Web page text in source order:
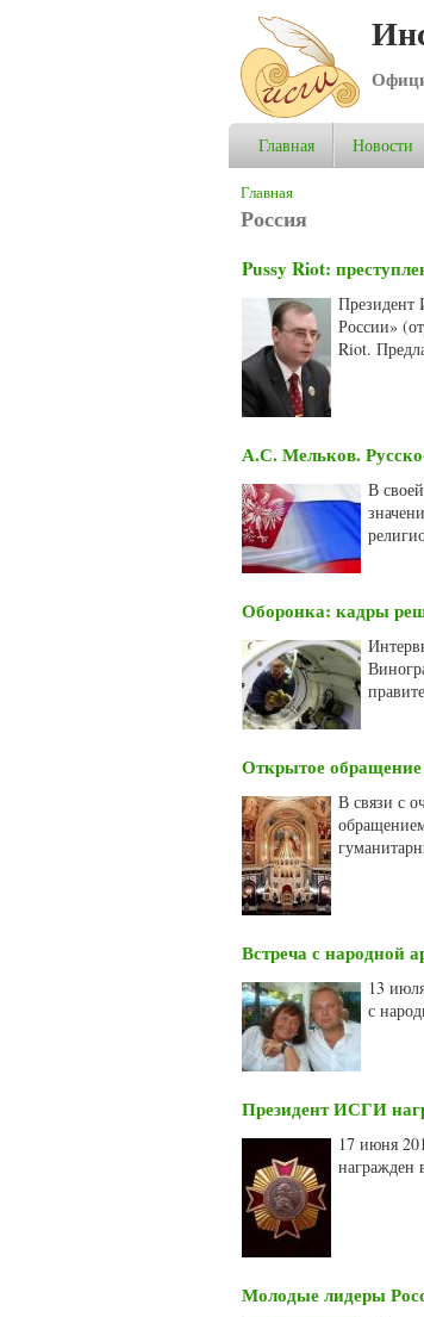
Главная Новости
Вы здесь
Главная
Россия
Pussy Riot:
Президент
России»
Riot.
А.С. Мельков.
В
Оборонка: кадры
Открытое
В связи с
Встреча с народной
13
с
Президент ИСГИ
17 июня
награжден
Молодые лидеры